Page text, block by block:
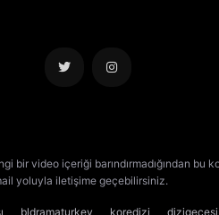
bir video içeriği barındırmadığından bu
yoluyla iletişime geçebilirsiniz.
bldramaturkey koredizi dizigecesi